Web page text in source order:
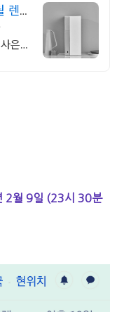
렌
은
2월 9일 (23시 30분